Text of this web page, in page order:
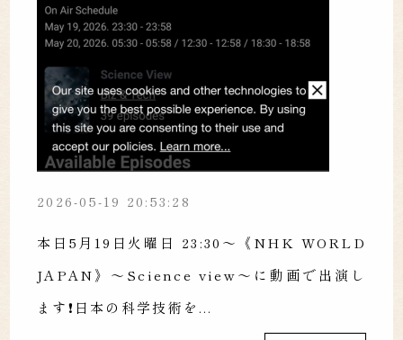
2026-05-19 20:53:28
本日5月19日火曜日 23:30～《NHK WORLD
JAPAN》〜Science view〜に動画で出演し
ます❗️日本の科学技術を...